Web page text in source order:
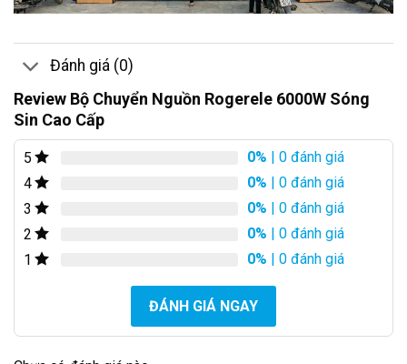
Đánh giá (0)
Review Bộ Chuyển Nguồn Rogerele 6000W Sóng
Sin Cao Cấp
5 0% | 0 đánh giá
4
0% | 0 đánh giá
3
0% | 0 đánh giá
2
0% | 0 đánh giá
1
0% | 0 đánh giá
ĐÁNH GIÁ NGAY